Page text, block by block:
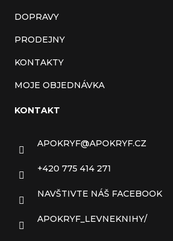
DOPRAVY
PRODEJNY
KONTAKTY
MOJE OBJEDNÁVKA
KONTAKT
APOKRYF@APOKRYF.CZ
+420 775 414 271
NAVŠTIVTE NÁŠ FACEBOOK
APOKRYF_LEVNEKNIHY/